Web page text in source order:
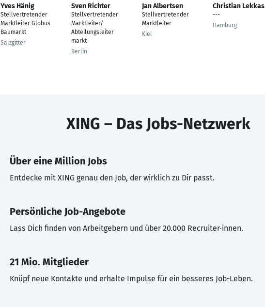
Yves Hänig
Stellvertretender
Marktleiter Globus
Baumarkt
Salzgitter
Sven Richter
Stellvertretender
Marktleiter/
Abteilungsleiter
markt
Berlin
Jan Albertsen
Stellvertretender
Marktleiter
Kiel
Christian Lekkas
---
Hamburg
XING – Das Jobs-Netzwerk
Über eine Million Jobs
Entdecke mit XING genau den Job, der wirklich zu Dir passt.
Persönliche Job-Angebote
Lass Dich finden von Arbeitgebern und über 20.000 Recruiter·innen.
21 Mio. Mitglieder
Knüpf neue Kontakte und erhalte Impulse für ein besseres Job-Leben.